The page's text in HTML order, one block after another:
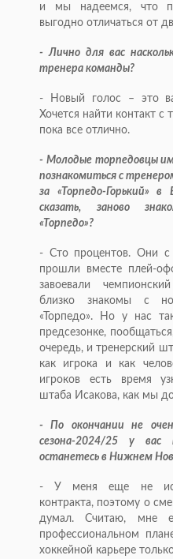
и мы надеемся, что
выгодно отличаться от
- Лично для вас
тренера команды?
- Новый голос – это
Хочется найти контакт с
пока все отлично.
- Молодые торпедовцы
познакомиться с
за «Торпедо-Горький»
сказать, заново
«Торпедо»?
- Сто процентов. Они с
прошли вместе плей-
завоевали
близко знакомы с
«Торпедо». Но у нас
предсезонке,
очередь, и тренерский
как игрока и как
игроков есть время
штаба Исакова, как мы
- По окончании не
сезона-2024/25 у
останетесь в Нижнем
- У меня еще не
контракта, поэтому о
думал. Считаю, мне
профессиональном
хоккейной карьере